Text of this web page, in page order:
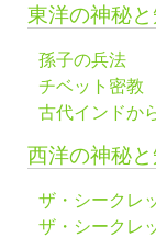
東洋の神秘
孫子の兵法
チベット密教
古代インドか
西洋の神秘
ザ・シークレ
ザ・シークレ